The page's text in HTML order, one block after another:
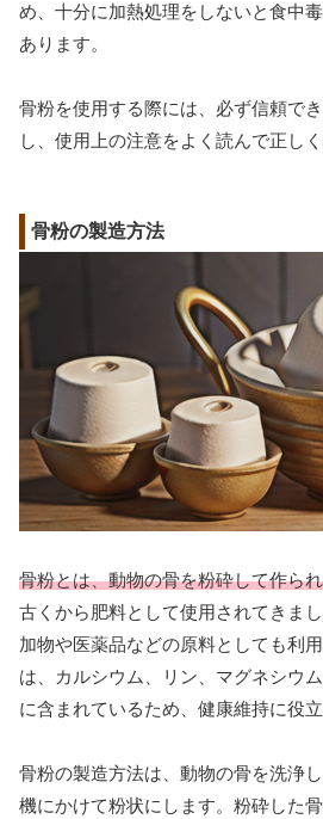
め、十分に加熱処理をしないと食中
あります。
骨粉を使用する際には、必ず信頼で
し、使用上の注意をよく読んで正し
骨粉の製造方法
骨粉とは、動物の骨を粉砕して作ら
古くから肥料として使用されてきま
加物や医薬品などの原料としても利
は、カルシウム、リン、マグネシウ
に含まれているため、健康維持に役
骨粉の製造方法は、動物の骨を洗浄
機にかけて粉状にします。粉砕した